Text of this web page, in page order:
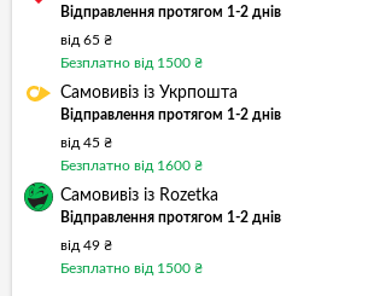
Відправлення протягом 1-2 днів
від 65 ₴
Безплатно від 1500 ₴
Самовивіз із Укрпошта
Відправлення протягом 1-2 днів
від 45 ₴
Безплатно від 1600 ₴
Самовивіз із Rozetka
Відправлення протягом 1-2 днів
від 49 ₴
Безплатно від 1500 ₴